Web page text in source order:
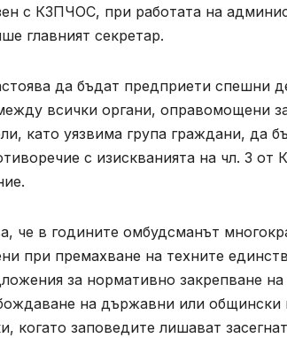
с КЗПЧОС, при работата на
главният секретар.
да бъдат предприети спешни
всички органи, оправомощени
като уязвима група граждани, да
с изискванията на чл. 3
че в годините омбудсманът
при премахване на техните
за нормативно закрепване
на държавни или
когато заповедите лишават